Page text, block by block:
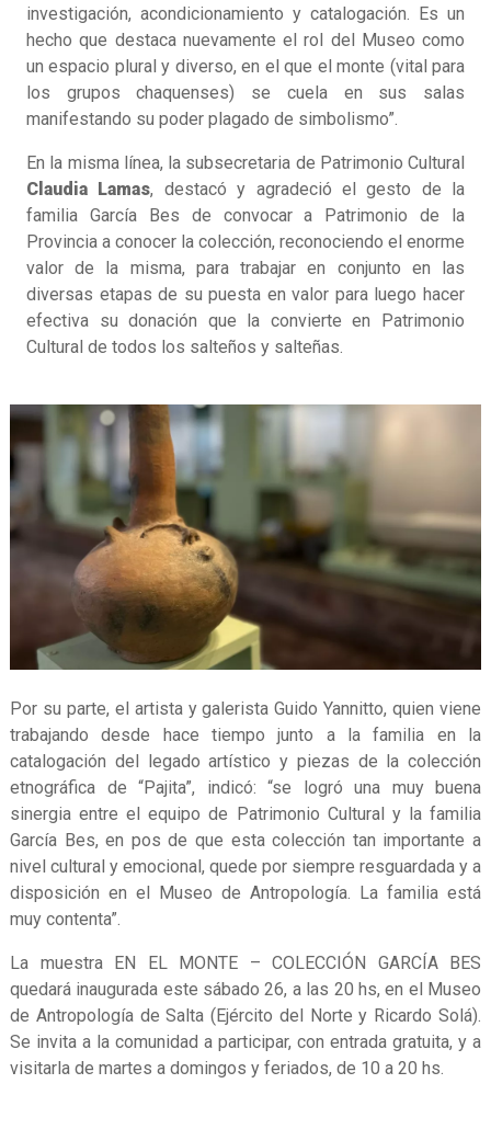
investigación, acondicionamiento y catalogación. Es un
hecho que destaca nuevamente el rol del Museo como
un espacio plural y diverso, en el que el monte (vital para
los grupos chaquenses) se cuela en sus salas
manifestando su poder plagado de simbolismo”.
En la misma línea, la subsecretaria de Patrimonio Cultural
Claudia Lamas, destacó y agradeció el gesto de la
familia García Bes de convocar a Patrimonio de la
Provincia a conocer la colección, reconociendo el enorme
valor de la misma, para trabajar en conjunto en las
diversas etapas de su puesta en valor para luego hacer
efectiva su donación que la convierte en Patrimonio
Cultural de todos los salteños y salteñas.
Por su parte, el artista y galerista Guido Yannitto, quien viene
trabajando desde hace tiempo junto a la familia en la
catalogación del legado artístico y piezas de la colección
etnográfica de “Pajita”, indicó: “se logró una muy buena
sinergia entre el equipo de Patrimonio Cultural y la familia
García Bes, en pos de que esta colección tan importante a
nivel cultural y emocional, quede por siempre resguardada y a
disposición en el Museo de Antropología. La familia está
muy contenta”.
La muestra EN EL MONTE – COLECCIÓN GARCÍA BES
quedará inaugurada este sábado 26, a las 20 hs, en el Museo
de Antropología de Salta (Ejército del Norte y Ricardo Solá).
Se invita a la comunidad a participar, con entrada gratuita, y a
visitarla de martes a domingos y feriados, de 10 a 20 hs.